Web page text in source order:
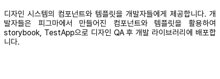
디자인 시스템의 컴포넌트와 템플릿을 개발자들에게 제공합니다. 개
발자들은 피그마에서 만들어진 컴포넌트와 템플릿을 활용하여
storybook, TestApp으로 디자인 QA 후 개발 라이브러리에 배포합
니다.